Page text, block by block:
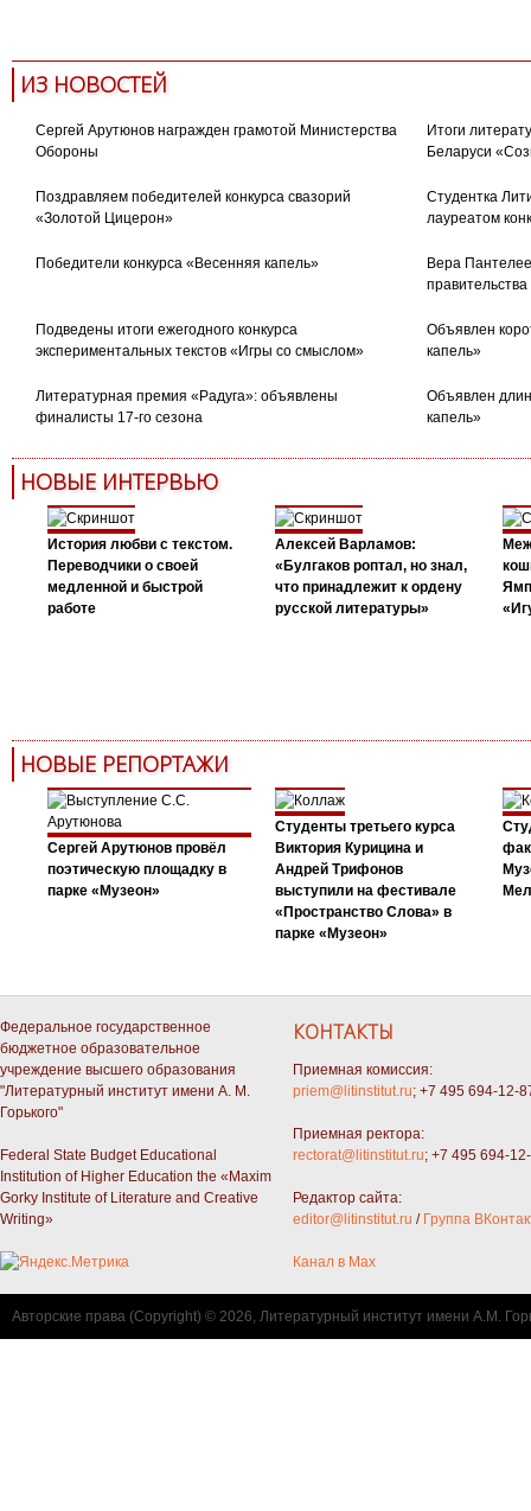
ИЗ НОВОСТЕЙ
Сергей Арутюнов награжден грамотой Министерства
Обороны
Итоги
Беларуси
Поздравляем победителей конкурса свазорий
«Золотой Цицерон»
Студентка
лауреатом
Победители конкурса «Весенняя капель»
Вера
Подведены итоги ежегодного конкурса
экспериментальных текстов «Игры со смыслом»
Объявлен
капель»
Литературная премия «Радуга»: объявлены
финалисты 17-го сезона
Объявлен
капель»
НОВЫЕ ИНТЕРВЬЮ
История любви с текстом.
Переводчики о своей
медленной и быстрой
работе
Алексей Варламов:
«Булгаков роптал, но знал,
что принадлежит к ордену
русской литературы»
НОВЫЕ РЕПОРТАЖИ
Сергей Арутюнов провёл
поэтическую площадку в
парке «Музеон»
Студенты третьего курса
Виктория Курицина и
Андрей Трифонов
выступили на фестивале
«Пространство Слова» в
парке «Музеон»
Федеральное государственное
бюджетное образовательное
учреждение высшего образования
"Литературный институт имени А. М.
Горького"
Federal State Budget Educational
Institution of Higher Education the «Maxim
Gorky Institute of Literature and Creative
Writing»
КОНТАКТЫ
Приемная комиссия:
priem@litinstitut.ru; +7 495 694-12-
Приемная ректора:
rectorat@litinstitut.ru; +7 495 694-
Редактор сайта:
editor@litinstitut.ru / Группа
Канал в Max
Авторские права (Copyright) © 2026, Литературный институт имени А.М.